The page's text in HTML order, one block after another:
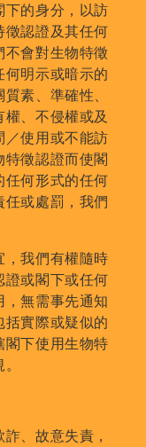
下的身分，以訪
徵認證及其任何
不會對生物特徵
明示或暗示的
素、準確性、
、不侵權或及
／使用或不能訪
徵認證而使閣
任何形式的任何
或處罰，我們
，我們有權隨時
證或閣下或任何
無需事先通知
實際或疑似的
閣下使用生物特
、故意失責，